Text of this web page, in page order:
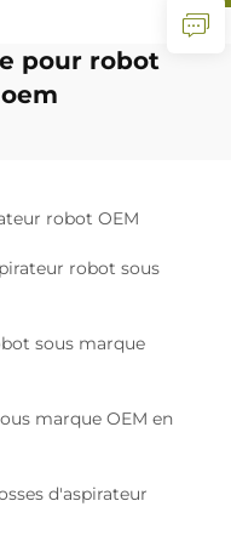
pour robot
robot OEM
robot sous
sous marque
marque OEM en
d'aspirateur